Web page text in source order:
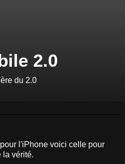
2.0
du 2.0
l'iPhone voici celle pour
la vérité.